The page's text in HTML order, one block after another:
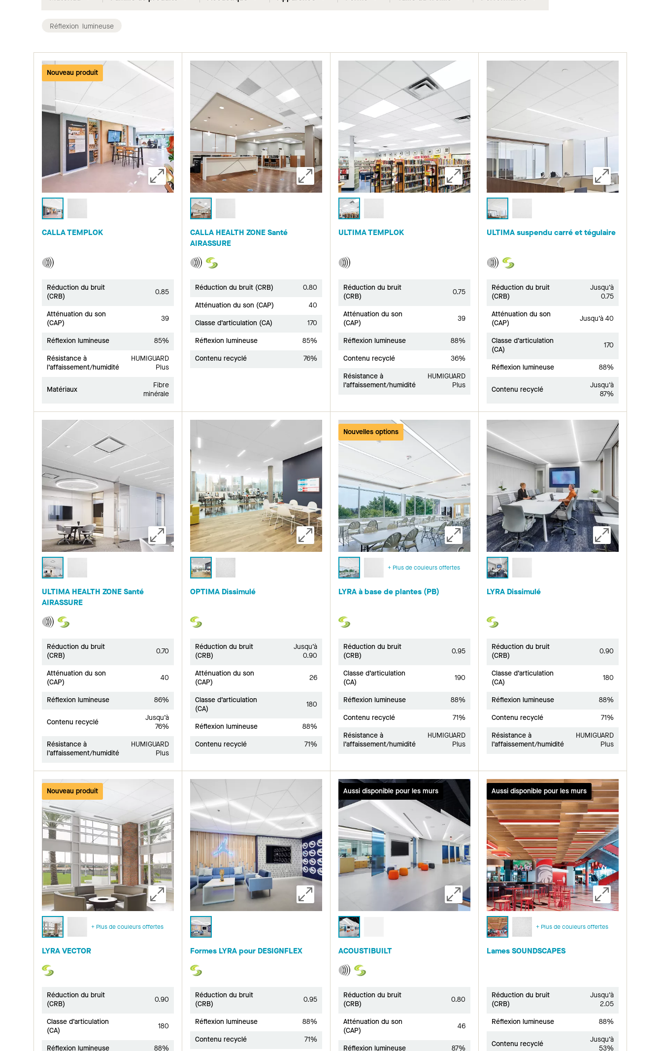
Réflexion lumineuse
Nouveau produit
CALLA TEMPLOK
Réduction du bruit
(CRB)
0.85
Atténuation du son
(CAP)
39
Réflexion lumineuse
85%
Résistance à
l’affaissement/humidité
HUMIGUARD
Plus
Matériaux
Fibre
minérale
CALLA HEALTH ZONE Santé
AIRASSURE
Réduction du bruit (CRB)
0.80
Atténuation du son (CAP)
40
Classe d’articulation (CA)
170
Réflexion lumineuse
85%
Contenu recyclé
76%
ULTIMA TEMPLOK
Réduction du bruit
(CRB)
0.75
Atténuation du son
(CAP)
39
Réflexion lumineuse
88%
Contenu recyclé
36%
Résistance à
l’affaissement/humidité
HUMIGUARD
Plus
ULTIMA suspendu carré et tégulaire
Réduction du bruit
(CRB)
Jusqu’à
0.75
Atténuation du son
(CAP)
Jusqu’à 40
Classe d’articulation
(CA)
170
Réflexion lumineuse 88%
Contenu recyclé
Jusqu’à
87%
ULTIMA HEALTH ZONE Santé
AIRASSURE
Réduction du bruit
(CRB)
0.70
Atténuation du son
(CAP)
40
Réflexion lumineuse 86%
Contenu recyclé
Jusqu’à
76%
Résistance à
l’affaissement/humidité
HUMIGUARD
Plus
OPTIMA Dissimulé
Réduction du bruit
(CRB)
Jusqu’à
0.90
Atténuation du son
(CAP)
26
Classe d’articulation
(CA)
180
Réflexion lumineuse
88%
Contenu recyclé
71%
Nouvelles options
+ Plus de couleurs offertes
LYRA à base de plantes (PB)
Réduction du bruit
(CRB)
0.95
Classe d’articulation
(CA)
190
Réflexion lumineuse
88%
Contenu recyclé
71%
Résistance à
l’affaissement/humidité
HUMIGUARD
Plus
LYRA Dissimulé
Réduction du bruit
(CRB)
0.90
Classe d’articulation
(CA)
180
Réflexion lumineuse
88%
Contenu recyclé
71%
Résistance à
l’affaissement/humidité
HUMIGUARD
Plus
Nouveau produit
+ Plus de couleurs offertes
LYRA VECTOR
Réduction du bruit
(CRB)
0.90
Classe d’articulation
(CA)
180
Réflexion lumineuse 88%
Formes LYRA pour DESIGNFLEX
Réduction du bruit
(CRB)
0.95
Réflexion lumineuse
88%
Contenu recyclé
71%
Aussi disponible pour les murs
ACOUSTIBUILT
Réduction du bruit
(CRB)
0.80
Atténuation du son
(CAP)
46
Réflexion lumineuse 87%
Aussi disponible pour les murs
+ Plus de couleurs offertes
Lames SOUNDSCAPES
Réduction du bruit
(CRB)
Jusqu’à
2.05
Réflexion lumineuse
88%
Contenu recyclé
Jusqu’à
53%